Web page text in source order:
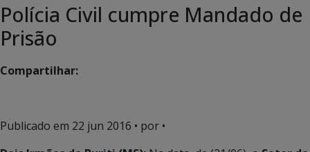
Polícia Civil cumpre Mandado de
Prisão
Compartilhar:
Publicado em 22 jun 2016 • por •